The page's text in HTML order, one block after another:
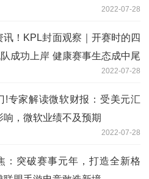
2022-07-28
讯！KPL封面观察｜开赛时的四
成功上岸 健康赛事生态成中尾
2022-07-28
!专家解读微软财报：受美元汇
响，微软业绩不及预期
2022-07-28
：突破赛事元年，打造全新格